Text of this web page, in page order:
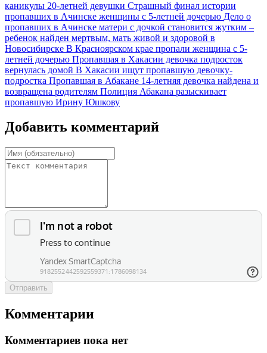
каникулы 20-летней девушки Страшный финал истории
пропавших в Ачинске женщины с 5-летней дочерью Дело о
пропавших в Ачинске матери с дочкой становится жутким –
ребенок найден мертвым, мать живой и здоровой в
Новосибирске В Красноярском крае пропали женщина с 5-
летней дочерью Пропавшая в Хакасии девочка подросток
вернулась домой В Хакасии ищут пропавшую девочку-
подростка Пропавшая в Абакане 14-летняя девочка найдена и
возвращена родителям Полиция Абакана разыскивает
пропавшую Ирину Юшкову
Добавить комментарий
Отправить
Комментарии
Комментариев пока нет